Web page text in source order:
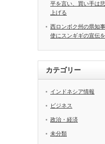
平を言い、買い手は
上げる
西ロンボク州の県知
使にスンギギの宣伝
カテゴリー
インドネシア情報
ビジネス
政治・経済
未分類